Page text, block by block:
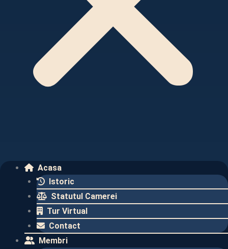
Acasa
Istoric
Statutul Camerei
Tur Virtual
Contact
Membri